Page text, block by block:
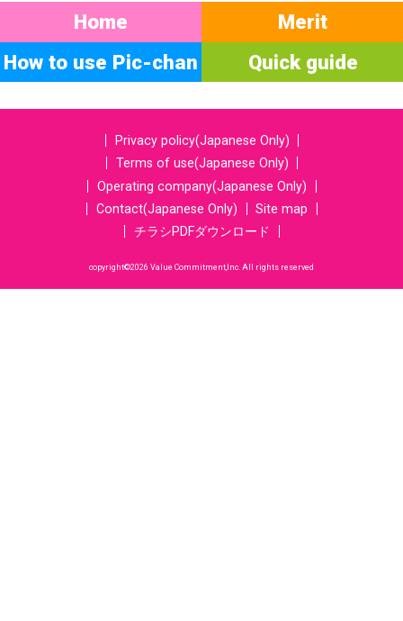
Home
Merit
How to use Pic-chan
Quick guide
Privacy policy(Japanese Only)
Terms of use(Japanese Only)
Operating company(Japanese Only)
Contact(Japanese Only)
Site map
チラシPDFダウンロード
copyright©2026 Value Commitment,Inc. All rights reserved